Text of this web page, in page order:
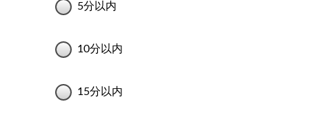
5分以内
10分以内
15分以内